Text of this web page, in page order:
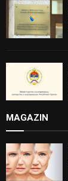
MAGAZIN